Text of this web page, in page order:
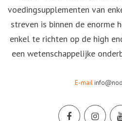
voedingsupplementen van
streven is binnen de enorme
enkel te richten op de high
een wetenschappelijke
E-mail